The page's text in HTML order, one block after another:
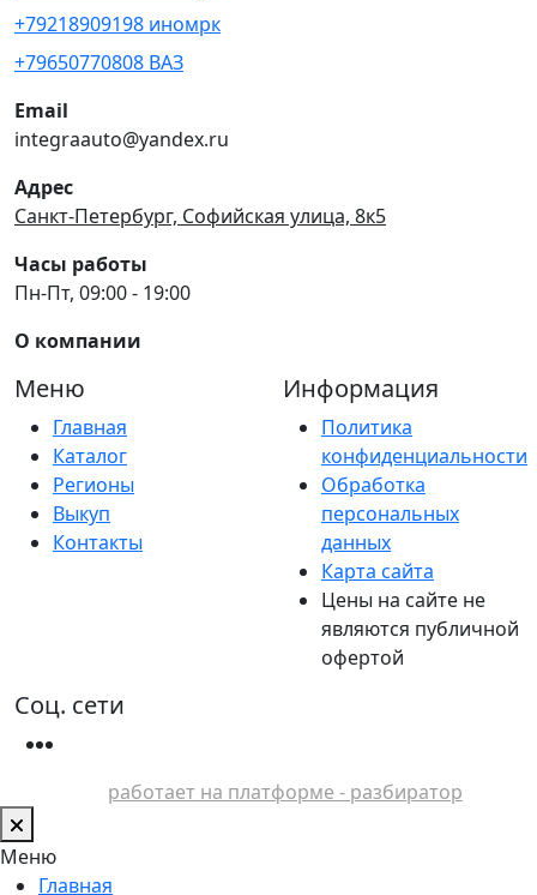
+79218909198 иномрк
+79650770808 ВАЗ
Email
integraauto@yandex.ru
Адрес
Санкт-Петербург, Софийская улица, 8к5
Часы работы
Пн-Пт, 09:00 - 19:00
О компании
Меню
Главная
Каталог
Регионы
Выкуп
Контакты
Информация
Политика
конфиденциальности
Обработка
персональных
данных
Карта сайта
Цены на сайте не
являются публичной
офертой
Соц. сети
работает на платформе - разбиратор
Меню
Главная